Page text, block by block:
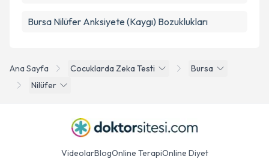
Ana Sayfa Cocuklarda Zeka Testi
Bursa
Nilüfer
Bursa Nilüfer Anksiyete (Kaygı) Bozuklukları
VideolarBlogOnline TerapiOnline Diyet